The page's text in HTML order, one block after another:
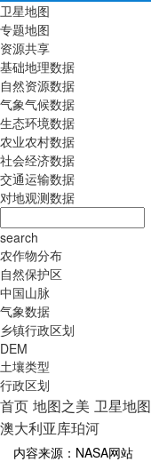
卫星地图
专题地图
资源共享
基础地理数据
自然资源数据
气象气候数据
生态环境数据
农业农村数据
社会经济数据
交通运输数据
对地观测数据
search
农作物分布
自然保护区
中国山脉
气象数据
乡镇行政区划
DEM
土壤类型
行政区划
首页 地图之美 卫星地图
澳大利亚库珀河
内容来源：NASA网站